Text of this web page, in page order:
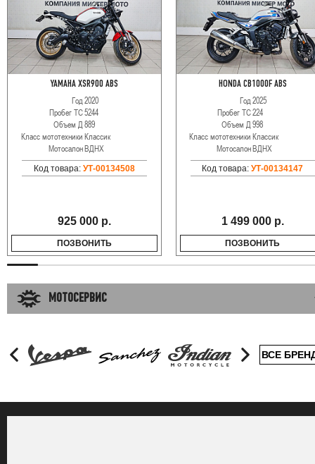
YAMAHA XSR900 ABS
Год2020
Пробег ТС5244
Объем Д889
Класс мототехникиКлассик
МотосалонВДНХ
Код товара: УТ-00134508
925 000 р.
ПОЗВОНИТЬ
HONDA CB1000F ABS
Год2025
Пробег ТС224
Объем Д998
Класс мототехники Классик
МотосалонВДНХ
Код товара:УТ-00134147
1 499 000 р.
ПОЗВОНИТЬ
МОТОСЕРВИС
ВСЕ